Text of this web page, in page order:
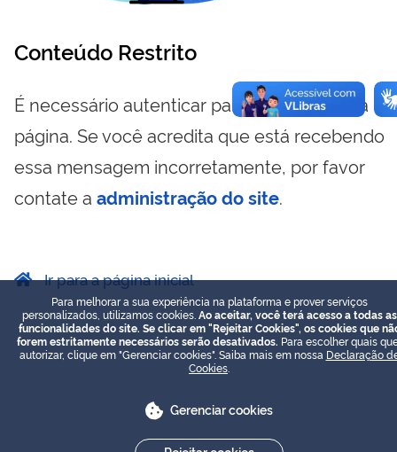
Conteúdo Restrito
É necessário autenticar para visualizar essa
página. Se você acredita que está recebendo
essa mensagem incorretamente, por favor
contate a administração do site.
Ir para a página inicial
Para melhorar a sua experiência na plataforma e prover serviços
personalizados, utilizamos cookies. Ao aceitar, você terá acesso a todas as
funcionalidades do site. Se clicar em "Rejeitar Cookies", os cookies que
forem estritamente necessários serão desativados. Para escolher quais
autorizar, clique em "Gerenciar cookies". Saiba mais em nossa Declaração
Cookies
Gerenciar cookies